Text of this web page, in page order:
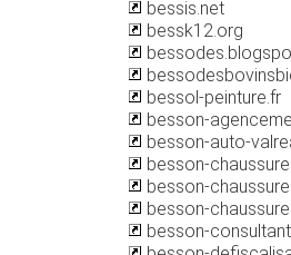
bessis.net
bessk12.org
bessol-peinture.fr
besson-
besson-auto-
besson-
besson-
besson-
besson-